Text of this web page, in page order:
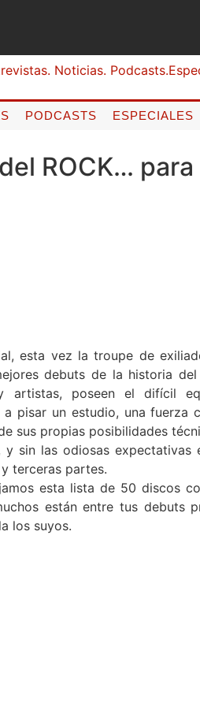
PODCASTS ESPECIALES
ROCK… para
esta vez la troupe de
debuts de la historia
y artistas, poseen el difícil
pisar un estudio, una fuerza
sus propias posibilidades
sin las odiosas expectativas
terceras partes.
esta lista de 50 discos
están entre tus debuts
los suyos.